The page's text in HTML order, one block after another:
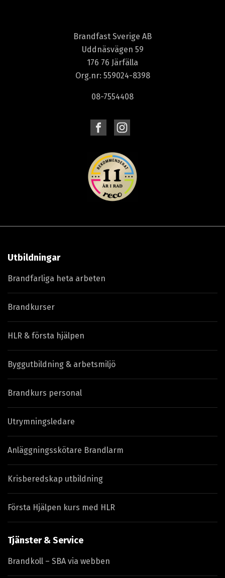
Brandfast Sverige AB
Uddnäsvägen 59
176 76 Järfälla
Org.nr: 559024-8398
08-7554408
Utbildningar
Brandfarliga heta arbeten
Brandkurser
HLR & första hjälpen
Byggutbildning & arbetsmiljö
Brandkurs personal
Utrymningsledare
Anläggningsskötare Brandlarm
Krisberedskap utbildning
Första Hjälpen kurs med HLR
Tjänster & Service
Brandkoll – SBA via webben